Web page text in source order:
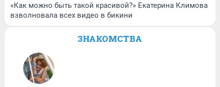
«Как можно быть такой красивой?» Екатерина Климова
взволновала всех видео в бикини
ЗНАКОМСТВА